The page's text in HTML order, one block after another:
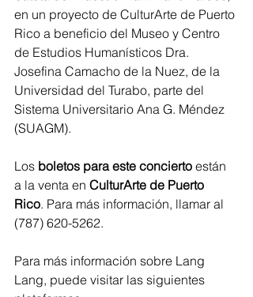
en un proyecto de CulturArte de Puerto
Rico a beneficio del Museo y Centro
de Estudios Humanísticos Dra.
Josefina Camacho de la Nuez, de la
Universidad del Turabo, parte del
Sistema Universitario Ana G. Méndez
(SUAGM).
Los boletos para este concierto están
a la venta en CulturArte de Puerto
Rico. Para más información, llamar al
(787) 620-5262.
Para más información sobre Lang
Lang, puede visitar las siguientes